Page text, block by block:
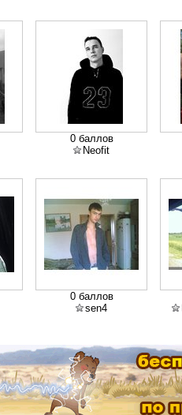
0 баллов
Neofit
0 баллов
sen4